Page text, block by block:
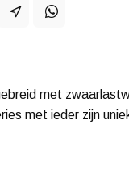
met
met ieder zijn